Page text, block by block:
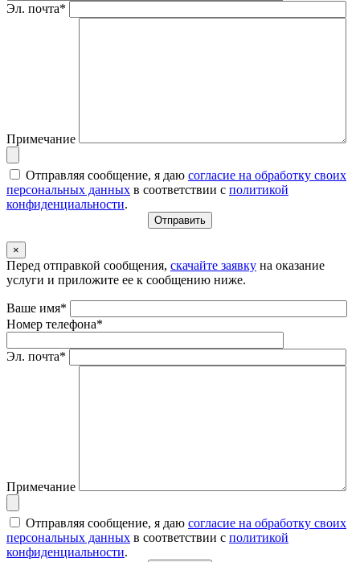
Эл. почта*
Примечание
Отправляя сообщение, я даю согласие на обработку своих
персональных данных в соответствии с политикой
конфиденциальности.
×
Перед отправкой сообщения, скачайте заявку на оказание
услуги и приложите ее к сообщению ниже.
Ваше имя*
Номер телефона*
Эл. почта*
Примечание
Отправляя сообщение, я даю согласие на обработку своих
персональных данных в соответствии с политикой
конфиденциальности.